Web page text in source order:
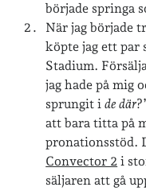
Senaste inläggen
Sista semesterveckan
Från Hälleforsnäs till
Nu är jag 46 år
Två veckor på Öland
Jonas 47 år!
Senaste
började springa
När jag började
köpte jag ett par
Stadium.
jag hade på mig
sprungit ide där
att bara titta på
pronationsstöd.
Convector 2 i
säljaren att gå